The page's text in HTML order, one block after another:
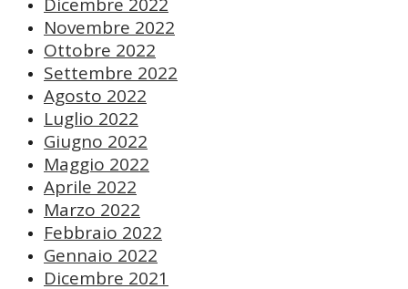
Dicembre 2022
Novembre 2022
Ottobre 2022
Settembre 2022
Agosto 2022
Luglio 2022
Giugno 2022
Maggio 2022
Aprile 2022
Marzo 2022
Febbraio 2022
Gennaio 2022
Dicembre 2021